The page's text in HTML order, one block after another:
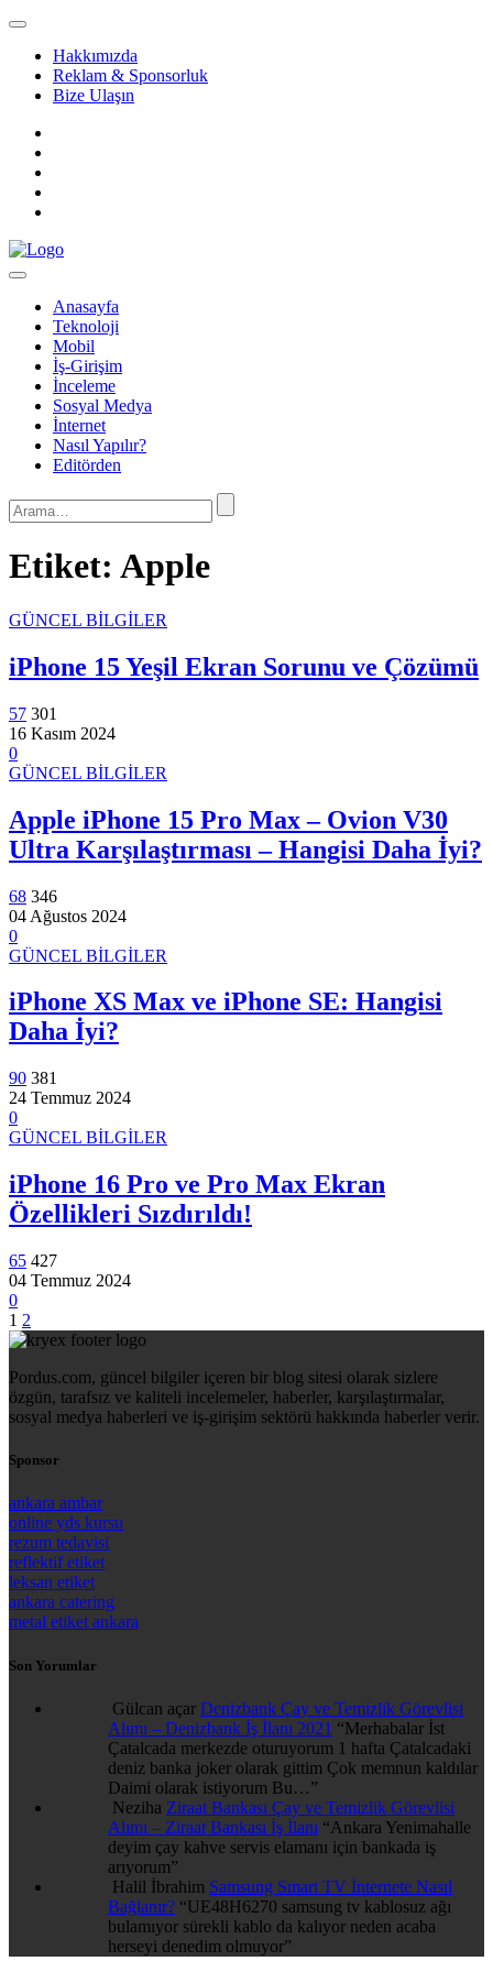
Hakkımızda
Reklam & Sponsorluk
Bize Ulaşın
Anasayfa
Teknoloji
Mobil
İş-Girişim
İnceleme
Sosyal Medya
İnternet
Nasıl Yapılır?
Editörden
Etiket: Apple
GÜNCEL BİLGİLER
iPhone 15 Yeşil Ekran Sorunu ve Çözümü
57 301
16 Kasım 2024
0
GÜNCEL BİLGİLER
Apple iPhone 15 Pro Max – Ovion V30
Ultra Karşılaştırması – Hangisi Daha İyi?
68 346
04 Ağustos 2024
0
GÜNCEL BİLGİLER
iPhone XS Max ve iPhone SE: Hangisi
Daha İyi?
90 381
24 Temmuz 2024
0
GÜNCEL BİLGİLER
iPhone 16 Pro ve Pro Max Ekran
Özellikleri Sızdırıldı!
65 427
04 Temmuz 2024
0
1 2
Pordus.com, güncel bilgiler içeren bir blog sitesi olarak sizlere
özgün, tarafsız ve kaliteli incelemeler, haberler, karşılaştırmalar,
sosyal medya haberleri ve iş-girişim sektörü hakkında haberler verir.
Sponsor
ankara ambar
online yds kursu
rezum tedavisi
reflektif etiket
leksan etiket
ankara catering
metal etiket ankara
Son Yorumlar
Gülcan açar Denizbank Çay ve Temizlik Görevlisi
Alımı – Denizbank İş İlanı 2021 “Merhabalar İst
Çatalcada merkezde oturuyorum 1 hafta Çatalcadaki
deniz banka joker olarak gittim Çok memnun kaldılar
Daimi olarak istiyorum Bu…”
Neziha Ziraat Bankası Çay ve Temizlik Görevlisi
Alımı – Ziraat Bankası İş İlanı “Ankara Yenimahalle
deyim çay kahve servis elamanı için bankada iş
arıyorum”
Halil İbrahim Samsung Smart TV İnternete Nasıl
Bağlanır? “UE48H6270 samsung tv kablosuz ağı
bulamıyor sürekli kablo da kalıyor neden acaba
herseyi denedim olmuyor”